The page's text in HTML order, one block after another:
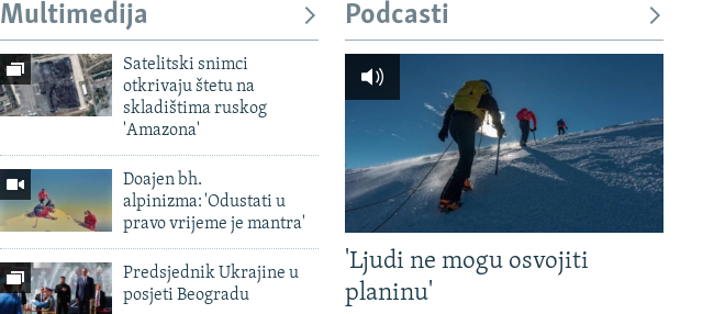
Multimedija
Satelitski snimci
otkrivaju štetu na
skladištima ruskog
'Amazona'
Doajen bh.
alpinizma: 'Odustati u
pravo vrijeme je mantra'
Predsjednik Ukrajine u
posjeti Beogradu
Podcasti
'Ljudi ne mogu osvojiti
planinu'